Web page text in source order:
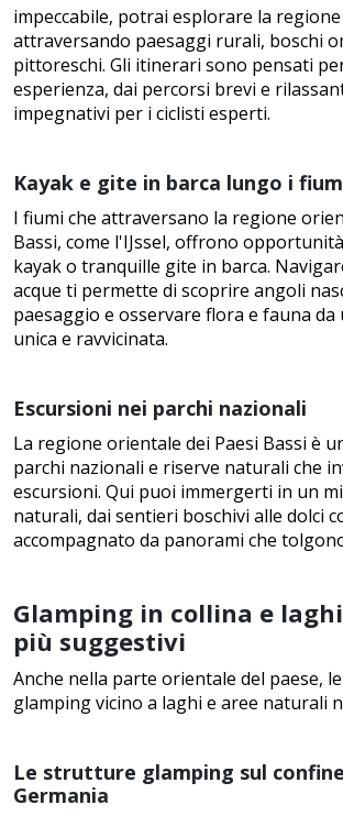
impeccabile, potrai esplorare la
attraversando paesaggi rurali, boschi
pittoreschi. Gli itinerari sono pensati
esperienza, dai percorsi brevi e
impegnativi per i ciclisti esperti.
Kayak e gite in barca lungo i
I fiumi che attraversano la regione
Bassi, come l'IJssel, offrono
kayak o tranquille gite in barca.
acque ti permette di scoprire angoli
paesaggio e osservare flora e fauna
unica e ravvicinata.
Escursioni nei parchi nazionali
La regione orientale dei Paesi Bassi è
parchi nazionali e riserve naturali che
escursioni. Qui puoi immergerti in un
naturali, dai sentieri boschivi alle dolci
accompagnato da panorami che
Glamping in collina e
più suggestivi
Anche nella parte orientale del paese,
glamping vicino a laghi e aree naturali
Le strutture glamping sul
Germania